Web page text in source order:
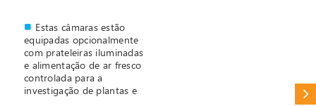
Estas câmaras estão
equipadas opcionalmente
com prateleiras iluminadas
e alimentação de ar fresco
controlada para a
investigação de plantas e